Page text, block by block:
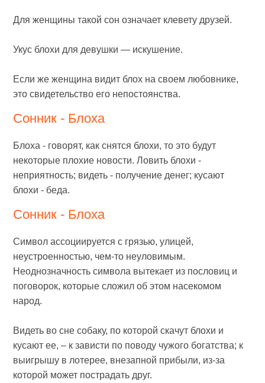
Для женщины такой сон означает клевету друзей.
Укус блохи для девушки — искушение.
Если же женщина видит блох на своем любовнике,
это свидетельство его непостоянства.
Сонник - Блоха
Блоха - говорят, как снятся блохи, то это будут
некоторые плохие новости. Ловить блохи -
неприятность; видеть - получение денег; кусают
блохи - беда.
Сонник - Блоха
Символ ассоциируется с грязью, улицей,
неустроенностью, чем-то неуловимым.
Неоднозначность символа вытекает из пословиц и
поговорок, которые сложил об этом насекомом
народ.
Видеть во сне собаку, по которой скачут блохи и
кусают ее, – к зависти по поводу чужого богатства; к
выигрышу в лотерее, внезапной прибыли, из-за
которой может пострадать друг.